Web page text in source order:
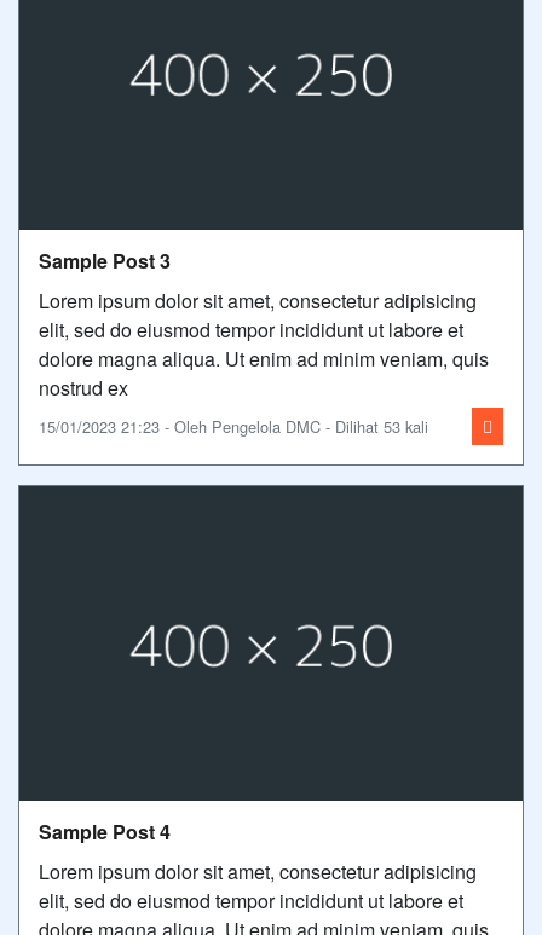
Sample Post 3
Lorem ipsum dolor sit amet, consectetur adipisicing
elit, sed do eiusmod tempor incididunt ut labore et
dolore magna aliqua. Ut enim ad minim veniam, quis
nostrud ex
15/01/2023 21:23 - Oleh Pengelola DMC - Dilihat 53 kali
Sample Post 4
Lorem ipsum dolor sit amet, consectetur adipisicing
elit, sed do eiusmod tempor incididunt ut labore et